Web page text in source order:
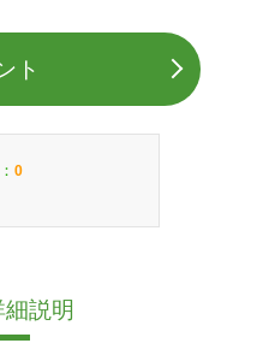
ト
0
説明